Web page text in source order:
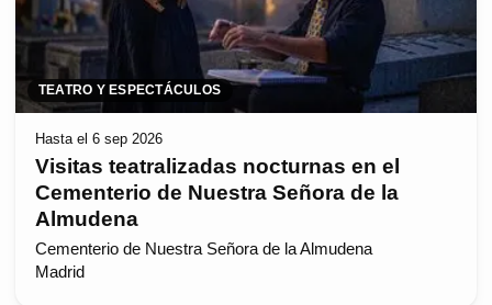
TEATRO Y ESPECTÁCULOS
Hasta el 6 sep 2026
Visitas teatralizadas nocturnas en el
Cementerio de Nuestra Señora de la
Almudena
Cementerio de Nuestra Señora de la Almudena
Madrid